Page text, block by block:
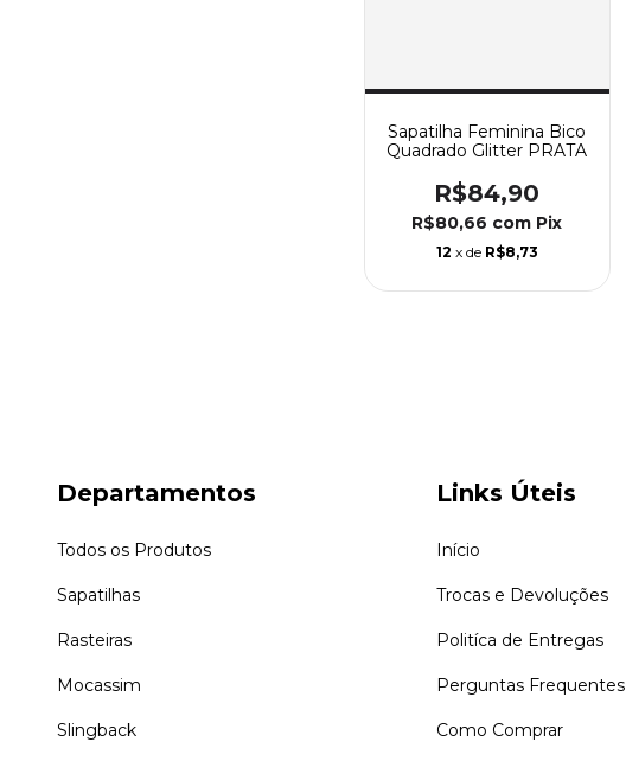
Sapatilha Feminina Bico
Quadrado Glitter PRATA
R$84,90
R$80,66 com Pix
12 x de R$8,73
Departamentos
Todos os Produtos
Sapatilhas
Rasteiras
Mocassim
Slingback
Links Úteis
Início
Trocas e Devoluções
Politíca de Entregas
Perguntas Frequentes
Como Comprar